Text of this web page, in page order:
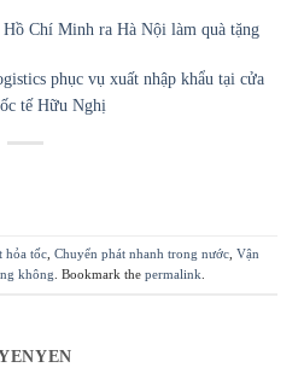
Chí Minh ra Hà Nội làm quà tặng
phục vụ xuất nhập khẩu tại cửa
tế Hữu Nghị
hỏa tốc, Chuyển phát nhanh trong nước, Vận
không . Bookmark the permalink